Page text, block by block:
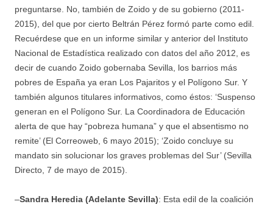
preguntarse. No, también de Zoido y de su gobierno (2011-
2015), del que por cierto Beltrán Pérez formó parte como edil.
Recuérdese que en un informe similar y anterior del Instituto
Nacional de Estadística realizado con datos del año 2012, es
decir de cuando Zoido gobernaba Sevilla, los barrios más
pobres de España ya eran Los Pajaritos y el Polígono Sur. Y
también algunos titulares informativos, como éstos: ‘Suspenso
generan en el Polígono Sur. La Coordinadora de Educación
alerta de que hay “pobreza humana” y que el absentismo no
remite’ (El Correoweb, 6 mayo 2015); ‘Zoido concluye su
mandato sin solucionar los graves problemas del Sur’ (Sevilla
Directo, 7 de mayo de 2015).
–Sandra Heredia (Adelante Sevilla): Esta edil de la coalición